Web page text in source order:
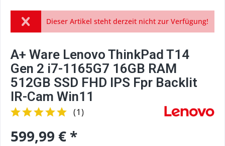
Dieser Artikel steht derzeit nicht zur Verfügung!
A+ Ware Lenovo ThinkPad T14
Gen 2 i7-1165G7 16GB RAM
512GB SSD FHD IPS Fpr Backlit
IR-Cam Win11
(1)
599,99 € *